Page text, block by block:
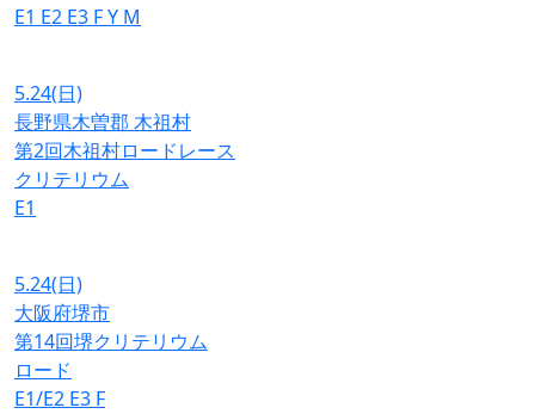
E1 E2 E3 FY M
5.24(日)
長野県木曽郡 木祖村
第2回木祖村ロードレース
クリテリウム
E1
5.24(日)
大阪府堺市
第14回堺クリテリウム
ロード
E1/E2 E3 F